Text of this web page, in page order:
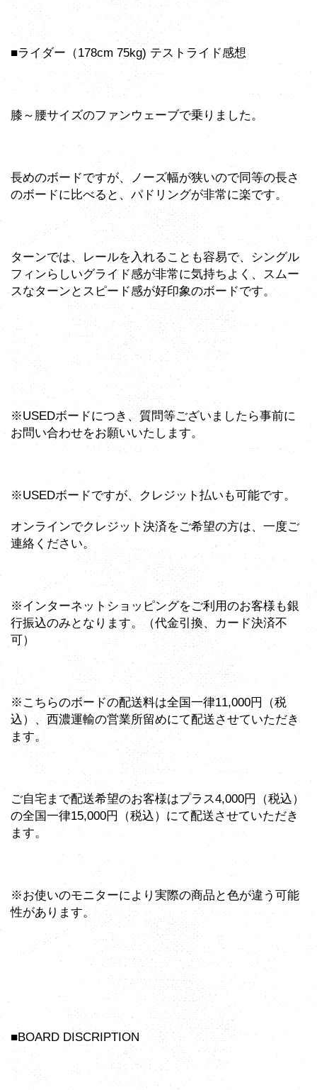
■ライダー（178cm 75kg) テストライド感想
膝～腰サイズのファンウェーブで乗りました。
長めのボードですが、ノーズ幅が狭いので同等の長さ
のボードに比べると、パドリングが非常に楽です。
ターンでは、レールを入れることも容易で、シングル
フィンらしいグライド感が非常に気持ちよく、スムー
スなターンとスピード感が好印象のボードです。
※USEDボードにつき、質問等ございましたら事前に
お問い合わせをお願いいたします。
※USEDボードですが、クレジット払いも可能です。
オンラインでクレジット決済をご希望の方は、一度ご
連絡ください。
※インターネットショッピングをご利用のお客様も銀
行振込のみとなります。（代金引換、カード決済不
可）
※こちらのボードの配送料は全国一律11,000円（税
込）、西濃運輸の営業所留めにて配送させていただき
ます。
ご自宅まで配送希望のお客様はプラス4,000円（税込）
の全国一律15,000円（税込）にて配送させていただき
ます。
※お使いのモニターにより実際の商品と色が違う可能
性があります。
■BOARD DISCRIPTION